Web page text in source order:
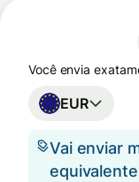
Você envia
EUR
Vai enviar